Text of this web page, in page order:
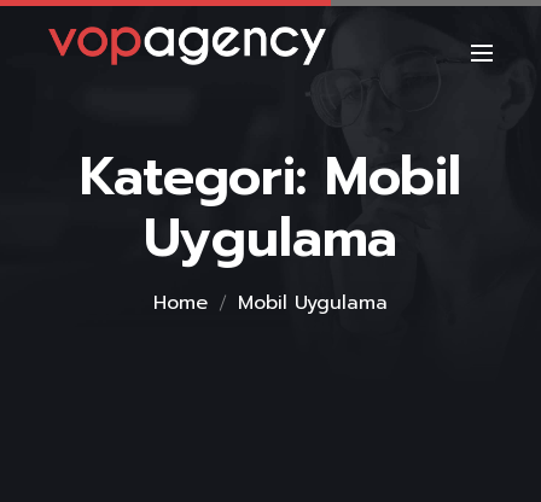
Kategori: Mobil
Uygulama
Home Mobil Uygulama